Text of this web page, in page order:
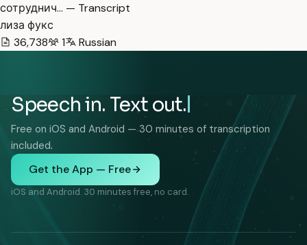
сотруднич… — Transcript
лиза фукс
36,738
1 Russian
Speech in. Text out.
Free on iOS and Android — 30 minutes of transcription
included.
Get the App — Free
iOS and Android. 30 minutes free, no card.